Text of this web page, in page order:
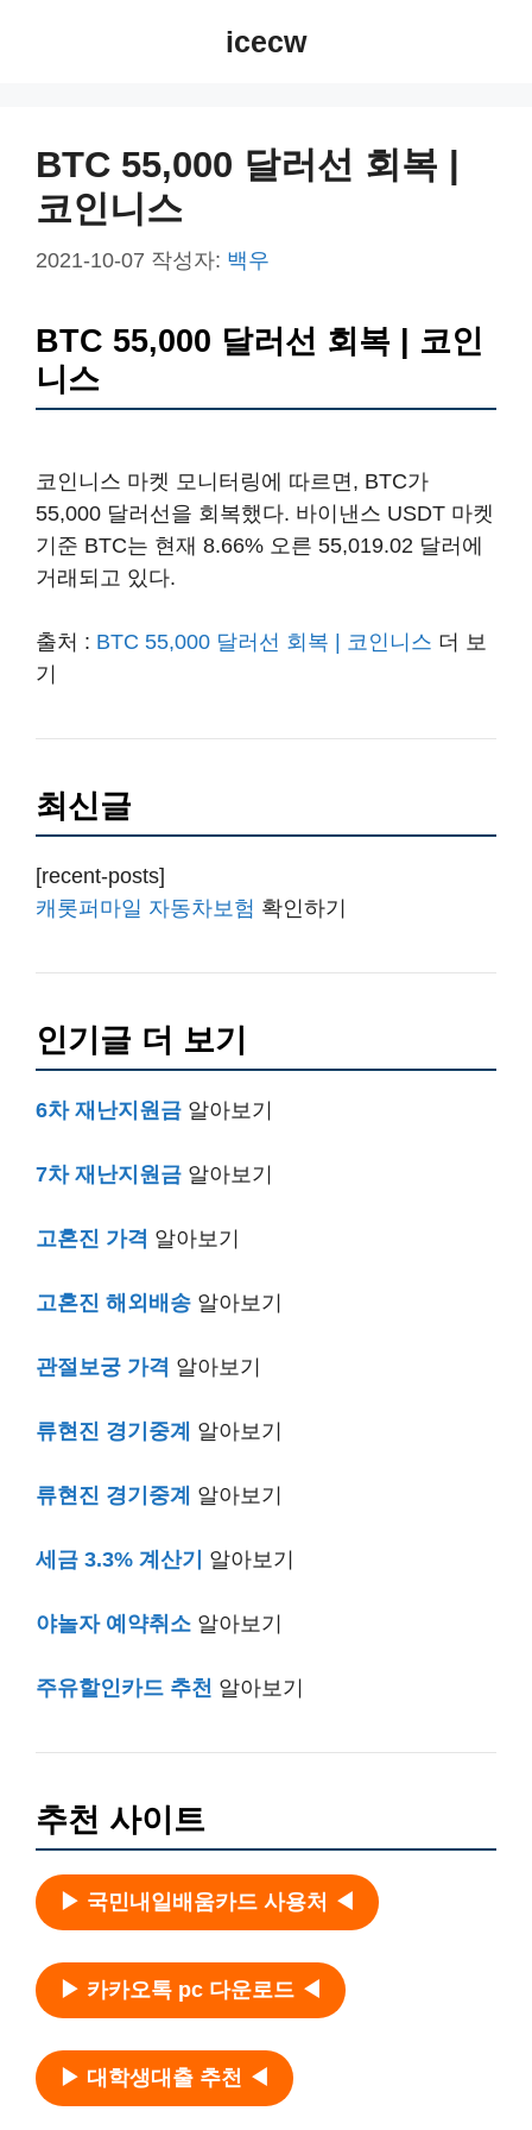
icecw
BTC 55,000 달러선 회복 |
코인니스
2021-10-07 작성자: 백우
BTC 55,000 달러선 회복 | 코인
니스
코인니스 마켓 모니터링에 따르면, BTC가
55,000 달러선을 회복했다. 바이낸스 USDT 마켓
기준 BTC는 현재 8.66% 오른 55,019.02 달러에
거래되고 있다.
출처 : BTC 55,000 달러선 회복 | 코인니스 더 보
기
최신글
[recent-posts]
캐롯퍼마일 자동차보험 확인하기
인기글 더 보기
6차 재난지원금 알아보기
7차 재난지원금 알아보기
고혼진 가격 알아보기
고혼진 해외배송 알아보기
관절보궁 가격 알아보기
류현진 경기중계 알아보기
류현진 경기중계 알아보기
세금 3.3% 계산기 알아보기
야놀자 예약취소 알아보기
주유할인카드 추천 알아보기
추천 사이트
▶ 국민내일배움카드 사용처 ◀
▶ 카카오톡 pc 다운로드 ◀
▶ 대학생대출 추천 ◀